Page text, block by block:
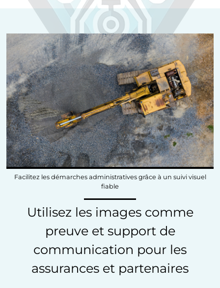
Facilitez les démarches administratives grâce à un suivi visuel
fiable
Utilisez les images comme
preuve et support de
communication pour les
assurances et partenaires